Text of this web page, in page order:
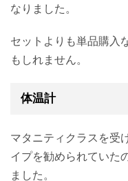
なりました。
セットよりも単品購入
もしれません。
体温計
マタニティクラスを受
イプを勧められていた
ました。